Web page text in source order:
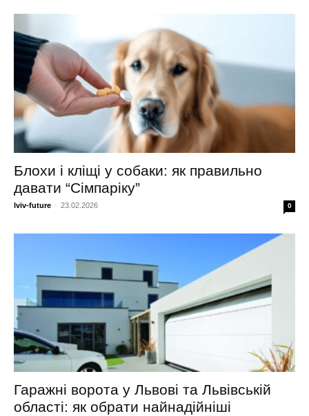
Блохи і кліщі у собаки: як правильно
давати “Сімпаріку”
lviv-future - 23.02.2026 0
Гаражні ворота у Львові та Львівській
області: як обрати найнадійніші